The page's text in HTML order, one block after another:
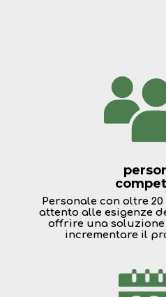
Personale con oltre
attento alle esigenze
offrire una
incrementare il